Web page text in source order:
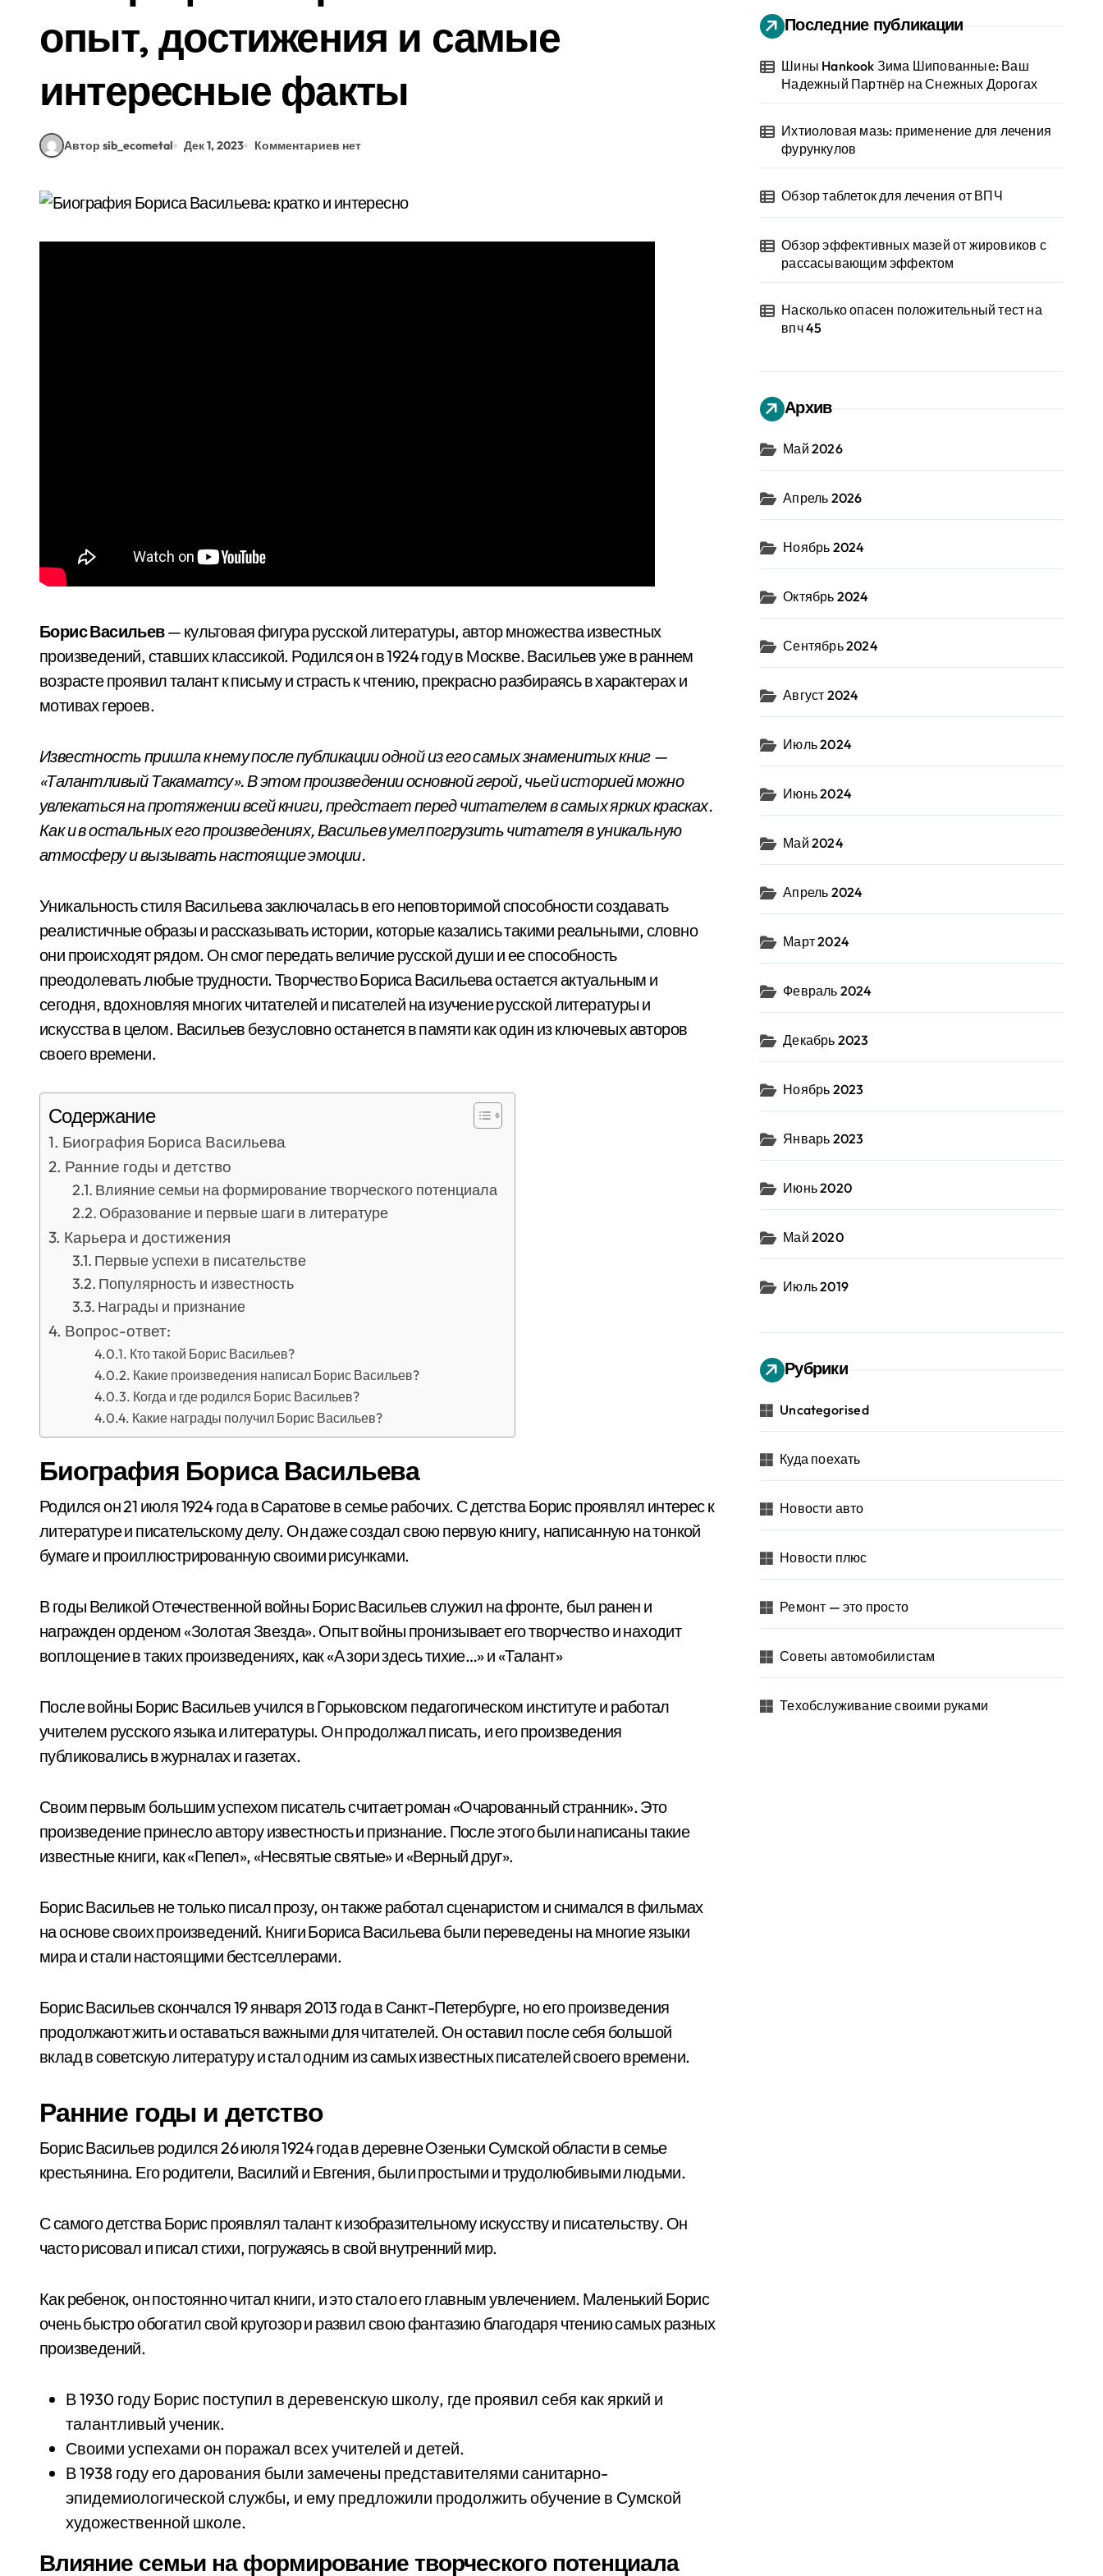
опыт, достижения и самые
интересные факты
Автор sib_ecometal Дек 1, 2023 Комментариев нет
Борис Васильев— культовая фигура русской литературы, автор множества известных
произведений, ставших классикой. Родился он в 1924 году в Москве. Васильев уже в раннем
возрасте проявил талант к письму и страсть к чтению, прекрасно разбираясь в характерах и
мотивах героев.
Известность пришла к нему после публикации одной из его самых знаменитых книг —
«Талантливый Такаматсу». В этом произведении основной герой, чьей историей можно
увлекаться на протяжении всей книги, предстает перед читателем в самых ярких красках.
Как и в остальных его произведениях, Васильев умел погрузить читателя в уникальную
атмосферу и вызывать настоящие эмоции.
Уникальность стиля Васильева заключалась в его неповторимой способности создавать
реалистичные образы и рассказывать истории, которые казались такими реальными, словно
они происходят рядом. Он смог передать величие русской души и ее способность
преодолевать любые трудности. Творчество Бориса Васильева остается актуальным и
сегодня, вдохновляя многих читателей и писателей на изучение русской литературы и
искусства в целом. Васильев безусловно останется в памяти как один из ключевых авторов
своего времени.
Содержание
Биография Бориса Васильева
Ранние годы и детство
Влияние семьи на формирование творческого потенциала
Образование и первые шаги в литературе
Карьера и достижения
Первые успехи в писательстве
Популярность и известность
Награды и признание
Вопрос-ответ:
Кто такой Борис Васильев?
Какие произведения написал Борис Васильев?
Когда и где родился Борис Васильев?
Какие награды получил Борис Васильев?
Биография Бориса Васильева
Родился он 21 июля 1924 года в Саратове в семье рабочих. С детства Борис проявлял интерес к
литературе и писательскому делу. Он даже создал свою первую книгу, написанную на тонкой
бумаге и проиллюстрированную своими рисунками.
В годы Великой Отечественной войны Борис Васильев служил на фронте, был ранен и
награжден орденом «Золотая Звезда». Опыт войны пронизывает его творчество и находит
воплощение в таких произведениях, как «А зори здесь тихие…» и «Талант»
После войны Борис Васильев учился в Горьковском педагогическом институте и работал
учителем русского языка и литературы. Он продолжал писать, и его произведения
публиковались в журналах и газетах.
Своим первым большим успехом писатель считает роман «Очарованный странник». Это
произведение принесло автору известность и признание. После этого были написаны такие
известные книги, как «Пепел», «Несвятые святые» и «Верный друг».
Борис Васильев не только писал прозу, он также работал сценаристом и снимался в фильмах
на основе своих произведений. Книги Бориса Васильева были переведены на многие языки
мира и стали настоящими бестселлерами.
Борис Васильев скончался 19 января 2013 года в Санкт-Петербурге, но его произведения
продолжают жить и оставаться важными для читателей. Он оставил после себя большой
вклад в советскую литературу и стал одним из самых известных писателей своего времени.
Ранние годы и детство
Борис Васильев родился 26 июля 1924 года в деревне Озеньки Сумской области в семье
крестьянина. Его родители, Василий и Евгения, были простыми и трудолюбивыми людьми.
С самого детства Борис проявлял талант к изобразительному искусству и писательству. Он
часто рисовал и писал стихи, погружаясь в свой внутренний мир.
Как ребенок, он постоянно читал книги, и это стало его главным увлечением. Маленький Борис
очень быстро обогатил свой кругозор и развил свою фантазию благодаря чтению самых разных
произведений.
В 1930 году Борис поступил в деревенскую школу, где проявил себя как яркий и
талантливый ученик.
Своими успехами он поражал всех учителей и детей.
В 1938 году его дарования были замечены представителями санитарно-
эпидемиологической службы, и ему предложили продолжить обучение в Сумской
художественной школе.
Влияние семьи на формирование творческого потенциала
Последние публикации
Шины Hankook Зима Шипованные: Ваш
Надежный Партнёр на Снежных Дорогах
Ихтиоловая мазь: применение для лечения
фурункулов
Обзор таблеток для лечения от ВПЧ
Обзор эффективных мазей от жировиков с
рассасывающим эффектом
Насколько опасен положительный тест на
впч 45
Архив
Май 2026
Апрель 2026
Ноябрь 2024
Октябрь 2024
Сентябрь 2024
Август 2024
Июль 2024
Июнь 2024
Май 2024
Апрель 2024
Март 2024
Февраль 2024
Декабрь 2023
Ноябрь 2023
Январь 2023
Июнь 2020
Май 2020
Июль 2019
Рубрики
Uncategorised
Куда поехать
Новости авто
Новости плюс
Ремонт — это просто
Советы автомобилистам
Техобслуживание своими руками